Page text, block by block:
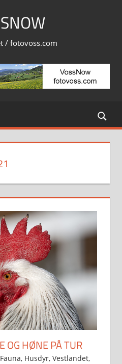
/ fotovoss.com
HØNE PÅ TUR
Svein
Fauna, Husdyr, Vestlandet,